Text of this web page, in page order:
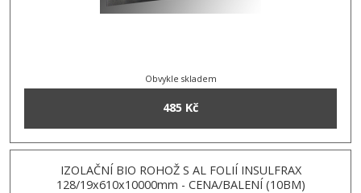
Obvykle skladem
485 Kč
IZOLAČNÍ BIO ROHOŽ S AL FOLIÍ INSULFRAX
128/19x610x10000mm - CENA/BALENÍ (10BM)